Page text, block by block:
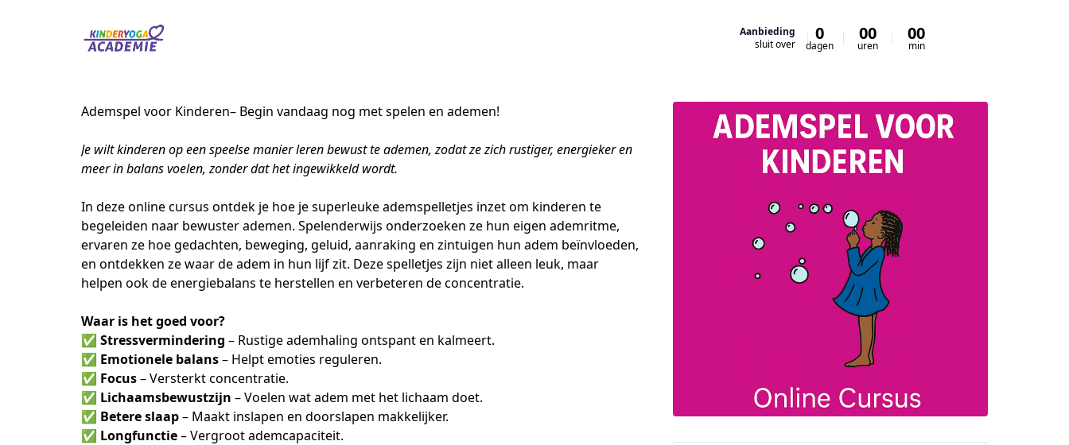
Aanbieding
sluit over
0
dagen
00
uren
00
min
Ademspel voor Kinderen– Begin vandaag nog met spelen en ademen!
Je wilt kinderen op een speelse manier leren bewust te ademen, zodat ze zich rustiger, energieker en
meer in balans voelen, zonder dat het ingewikkeld wordt.
In deze online cursus ontdek je hoe je superleuke ademspelletjes inzet om kinderen te
begeleiden naar bewuster ademen. Spelenderwijs onderzoeken ze hun eigen ademritme,
ervaren ze hoe gedachten, beweging, geluid, aanraking en zintuigen hun adem beïnvloeden,
en ontdekken ze waar de adem in hun lijf zit. Deze spelletjes zijn niet alleen leuk, maar
helpen ook de energiebalans te herstellen en verbeteren de concentratie.
Waar is het goed voor?
✅ Stressvermindering – Rustige ademhaling ontspant en kalmeert.
✅ Emotionele balans – Helpt emoties reguleren.
✅ Focus – Versterkt concentratie.
✅ Lichaamsbewustzijn – Voelen wat adem met het lichaam doet.
✅ Betere slaap – Maakt inslapen en doorslapen makkelijker.
✅ Longfunctie – Vergroot ademcapaciteit.